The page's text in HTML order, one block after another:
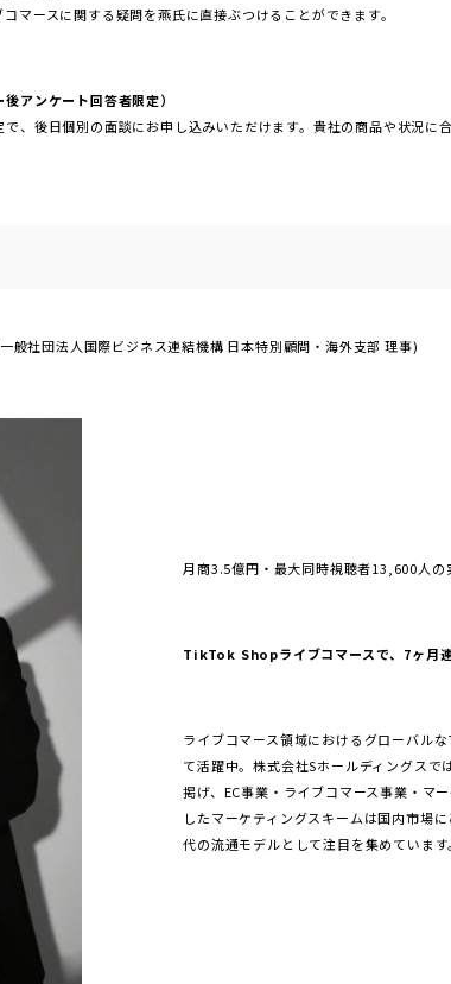
マースに関する疑問を燕氏に直接ぶつけることができます。
アンケート回答者限定）
、後日個別の面談にお申し込みいただけます。貴社の商品や状況に
般社団法人国際ビジネス連結機構 日本特別顧問・海外支部 理事)
月商3.5億円・最大同時視聴者13,600人の
TikTok Shopライブコマースで、7ヶ月連
ライブコマース領域におけるグローバル
て活躍中。株式会社Sホールディングス
掲げ、EC事業・ライブコマース事業・マ
したマーケティングスキームは国内市場
代の流通モデルとして注目を集めています